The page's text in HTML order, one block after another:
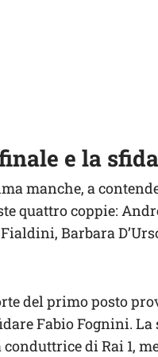
e la
manche, a
quattro coppie:
Barbara
del primo posto
Fabio Fognini. La
di Rai 1,